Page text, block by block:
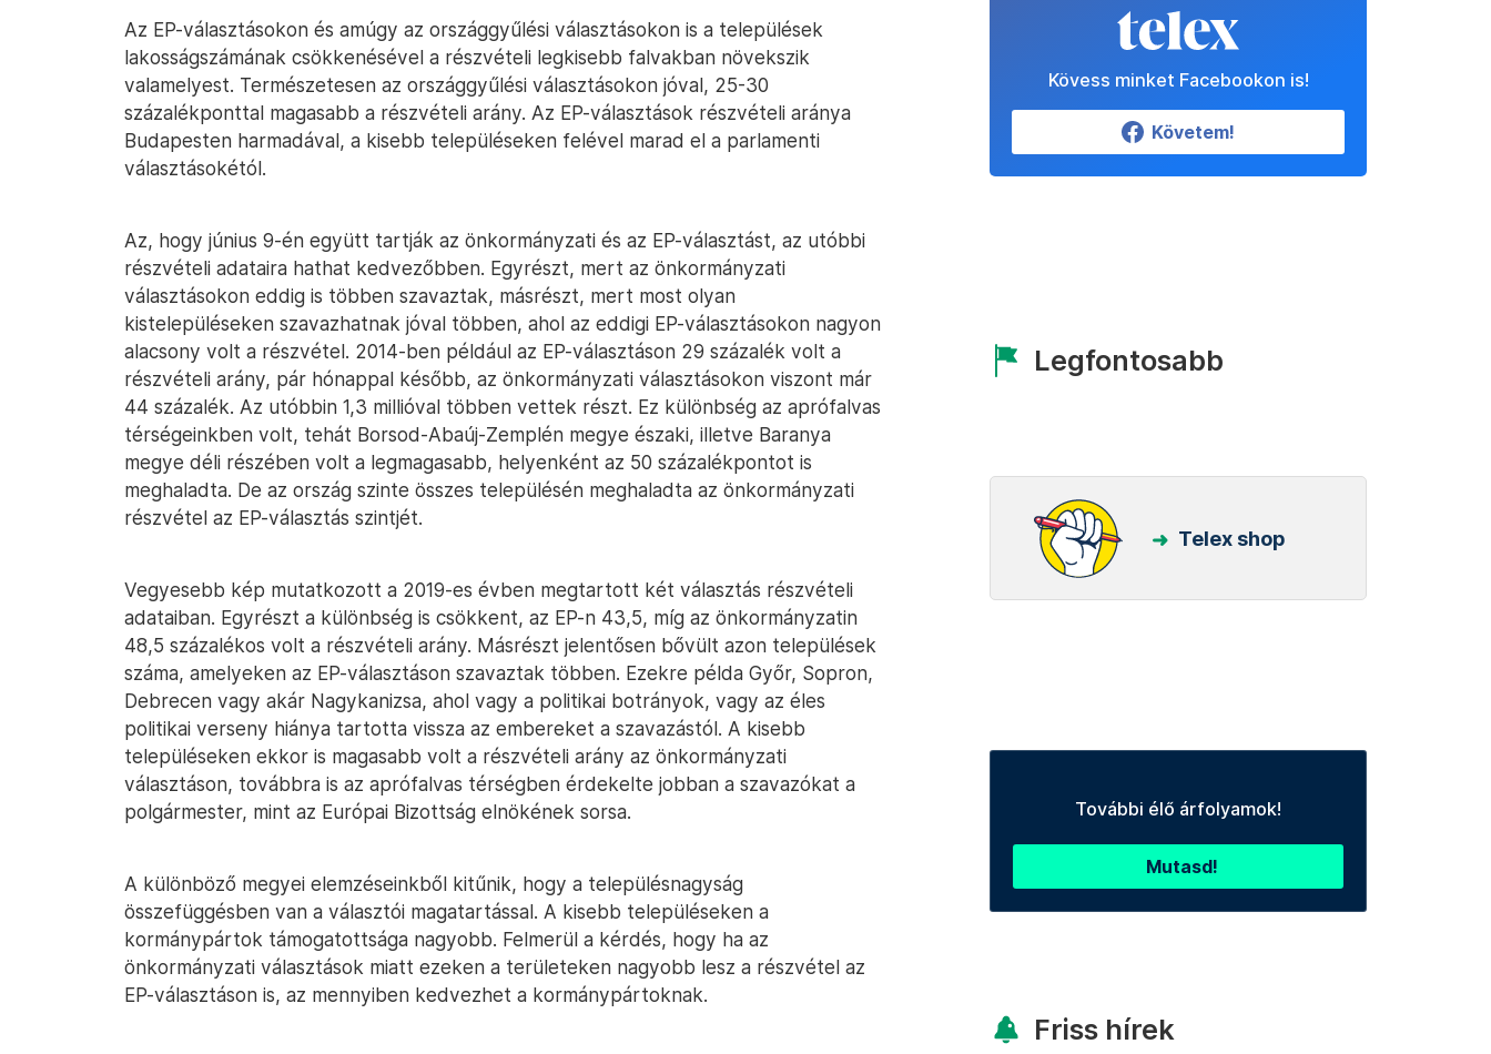
Az EP-választásokon és amúgy az országgyűlési választásokon is a települések
lakosságszámának csökkenésével a részvételi legkisebb falvakban növekszik
valamelyest. Természetesen az országgyűlési választásokon jóval, 25-30
százalékponttal magasabb a részvételi arány. Az EP-választások részvételi aránya
Budapesten harmadával, a kisebb településeken felével marad el a parlamenti
választásokétól.
Az, hogy június 9-én együtt tartják az önkormányzati és az EP-választást, az utóbbi
részvételi adataira hathat kedvezőbben. Egyrészt, mert az önkormányzati
választásokon eddig is többen szavaztak, másrészt, mert most olyan
kistelepüléseken szavazhatnak jóval többen, ahol az eddigi EP-választásokon nagyon
alacsony volt a részvétel. 2014-ben például az EP-választáson 29 százalék volt a
részvételi arány, pár hónappal később, az önkormányzati választásokon viszont már
44 százalék. Az utóbbin 1,3 millióval többen vettek részt. Ez különbség az aprófalvas
térségeinkben volt, tehát Borsod-Abaúj-Zemplén megye északi, illetve Baranya
megye déli részében volt a legmagasabb, helyenként az 50 százalékpontot is
meghaladta. De az ország szinte összes településén meghaladta az önkormányzati
részvétel az EP-választás szintjét.
Vegyesebb kép mutatkozott a 2019-es évben megtartott két választás részvételi
adataiban. Egyrészt a különbség is csökkent, az EP-n 43,5, míg az önkormányzatin
48,5 százalékos volt a részvételi arány. Másrészt jelentősen bővült azon települések
száma, amelyeken az EP-választáson szavaztak többen. Ezekre példa Győr, Sopron,
Debrecen vagy akár Nagykanizsa, ahol vagy a politikai botrányok, vagy az éles
politikai verseny hiánya tartotta vissza az embereket a szavazástól. A kisebb
településeken ekkor is magasabb volt a részvételi arány az önkormányzati
választáson, továbbra is az aprófalvas térségben érdekelte jobban a szavazókat a
polgármester, mint az Európai Bizottság elnökének sorsa.
A különböző megyei elemzéseinkből kitűnik, hogy a településnagyság
összefüggésben van a választói magatartással. A kisebb településeken a
kormánypártok támogatottsága nagyobb. Felmerül a kérdés, hogy ha az
önkormányzati választások miatt ezeken a területeken nagyobb lesz a részvétel az
EP-választáson is, az mennyiben kedvezhet a kormánypártoknak.
Kövess minket Facebookon is!
Követem!
Legfontosabb
Telex shop
További élő árfolyamok!
Mutasd!
Friss hírek